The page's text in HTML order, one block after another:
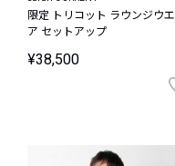
限定 トリコット ラウンジウエ
ア セットアップ
¥38,500